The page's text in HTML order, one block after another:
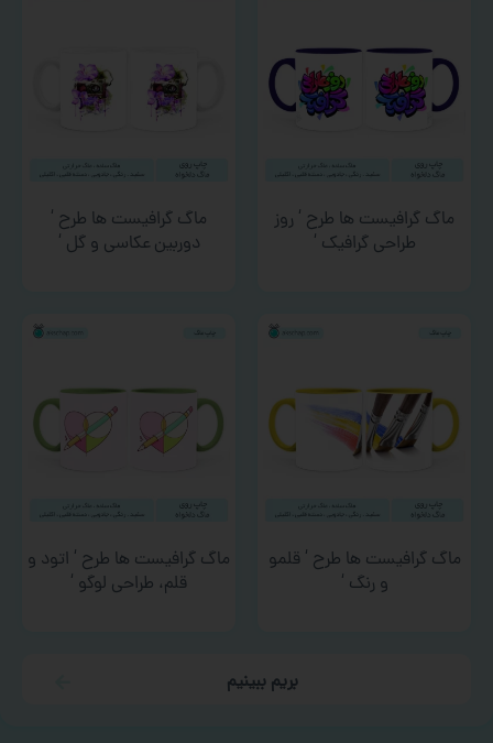
ماگ گرافیست ها طرح ‘ روز
طراحی گرافیک ‘
ماگ گرافیست ها طرح ‘
دوربین عکاسی و گل ‘
ماگ گرافیست ها طرح ‘ قلمو
و رنگ ‘
ماگ گرافیست ها طرح ‘ اتود و
قلم، طراحی لوگو ‘
بریم ببینیم